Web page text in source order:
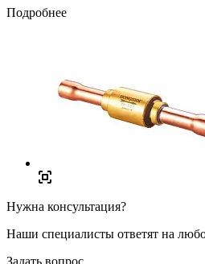
Подробнее
Нужна консультация?
Наши специалисты ответят на
Задать вопрос